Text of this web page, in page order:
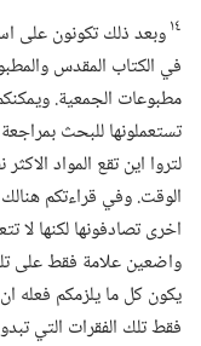
١٤وبعد ذلك تكونون على
في الكتاب المقدس
مطبوعات الجمعية.‏
تستعملونها للبحث
لتروا اين تقع المواد
الوقت.‏ وفي قراءتكم
اخرى تصادفونها لكنها لا
واضعين علامة فقط على
يكون كل ما يلزمكم فعله
فقط تلك الفقرات التي